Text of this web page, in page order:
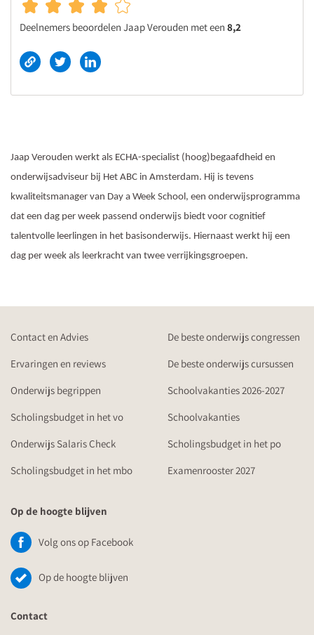
Deelnemers beoordelen Jaap Verouden met een 8,2
Jaap Verouden werkt als ECHA-specialist (hoog)begaafdheid en
onderwijsadviseur bij Het ABC in Amsterdam. Hij is tevens
kwaliteitsmanager van Day a Week School, een onderwijsprogramma
dat een dag per week passend onderwijs biedt voor cognitief
talentvolle leerlingen in het basisonderwijs. Hiernaast werkt hij een
dag per week als leerkracht van twee verrijkingsgroepen.
Contact en Advies
De beste onderwijs congressen
Ervaringen en reviews
De beste onderwijs cursussen
Onderwijs begrippen
Schoolvakanties 2026-2027
Scholingsbudget in het vo
Schoolvakanties
Onderwijs Salaris Check
Scholingsbudget in het po
Scholingsbudget in het mbo
Examenrooster 2027
Op de hoogte blijven
Volg ons op Facebook
Op de hoogte blijven
Contact